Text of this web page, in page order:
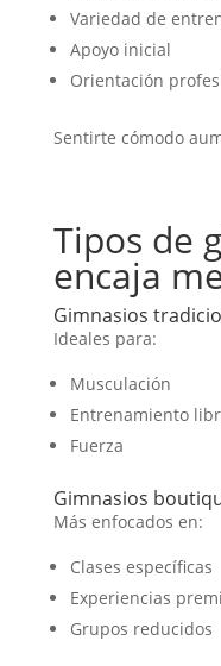
Variedad de
Apoyo inicial
Orientación
Sentirte cómodo
Tipos de
encaja
Gimnasios
Ideales para:
Musculación
Entrenamiento
Fuerza
Gimnasios
Más enfocados en:
Clases específicas
Experiencias
Grupos reducidos